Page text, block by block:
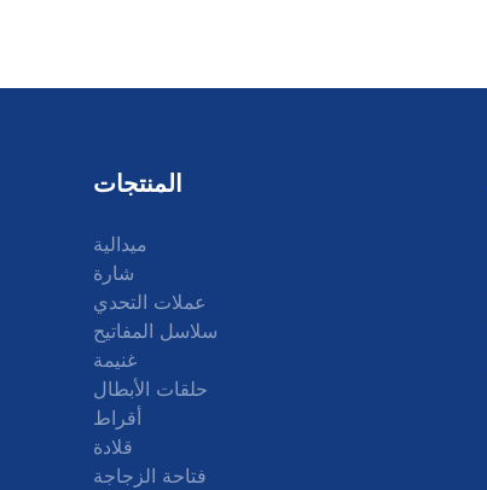
المنتجات
ميدالية
شارة
عملات التحدي
سلاسل المفاتيح
غنيمة
حلقات الأبطال
أقراط
قلادة
فتاحة الزجاجة